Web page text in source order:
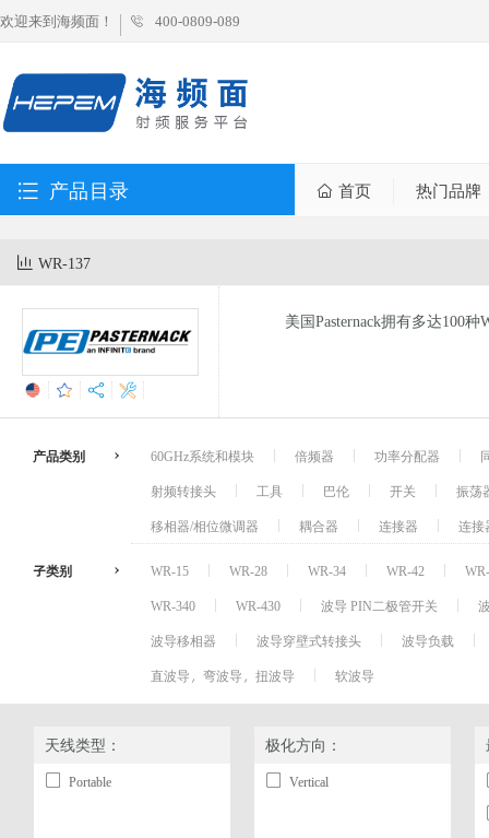
欢迎来到海频面！ 400-0809-089
产品目录 首页 热门品牌
WR-137
美国Pasternack拥有多达100
产品类别 60GHz系统和模块 倍频器 功率分配器
射频转接头
工具 巴伦 开关
振荡
移相器/相位微调器
耦合器 连接器 连接
子类别 WR-15 WR-28 WR-34 WR-42
WR-340
WR-430 波导 PIN二极管开关
波导移相器
波导穿壁式转接头
波导负载
直波导，弯波导，扭波导
软波导
天线类型：
Portable
极化方向：
Vertical